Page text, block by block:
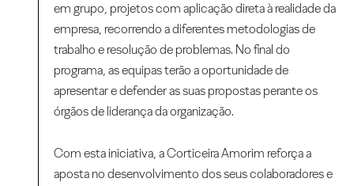
em grupo, projetos com aplicação direta à realidade da
empresa, recorrendo a diferentes metodologias de
trabalho e resolução de problemas. No final do
programa, as equipas terão a oportunidade de
apresentar e defender as suas propostas perante os
órgãos de liderança da organização.
Com esta iniciativa, a Corticeira Amorim reforça a
aposta no desenvolvimento dos seus colaboradores e